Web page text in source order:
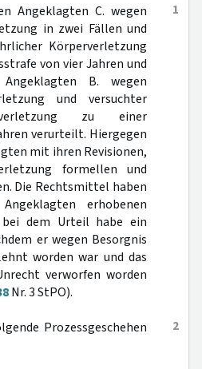
1
Angeklagten C. wegen
in zwei Fällen und
Körperverletzung
von vier Jahren und
B. wegen
und versuchter
zu einer
verurteilt. Hiergegen
mit ihren Revisionen,
formellen und
Die Rechtsmittel haben
erhobenen
bei dem Urteil habe ein
er wegen Besorgnis
worden war und das
verworfen worden
Nr. 3 StPO).
2
Prozessgeschehen